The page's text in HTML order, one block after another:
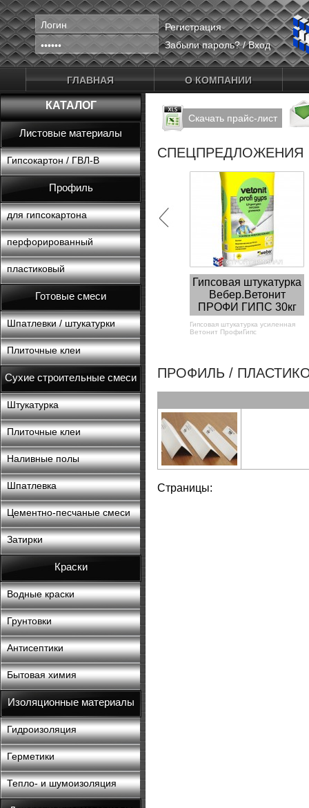
Регистрация
Забыли пароль?/Вход
ГЛАВНАЯ О КОМПАНИИ
КАТАЛОГ
Листовые материалы
Гипсокартон / ГВЛ-В
Профиль
для гипсокартона
перфорированный
пластиковый
Готовые смеси
Шпатлевки / штукатурки
Плиточные клеи
Сухие строительные смеси
Штукатурка
Плиточные клеи
Наливные полы
Шпатлевка
Цементно-песчаные смеси
Затирки
Краски
Водные краски
Грунтовки
Антисептики
Бытовая химия
Изоляционные материалы
Гидроизоляция
Герметики
Тепло- и шумоизоляция
Скачать прайс-лист
СПЕЦПРЕДЛОЖЕНИЯ
Гипсовая штукатурка
Вебер.Ветонит
ПРОФИ ГИПС 30кг
Гипсовая штукатурка усиленная
Ветонит ПрофиГипс
ПРОФИЛЬ /
Страницы: